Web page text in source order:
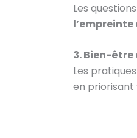
Les
3. Bien-
Les
en